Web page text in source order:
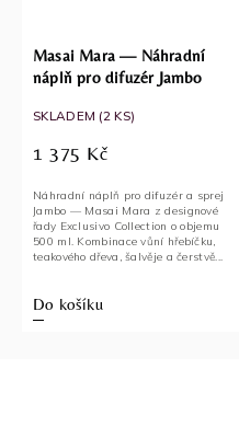
Masai Mara — Náhradní
náplň pro difuzér Jambo
SKLADEM (2 KS)
1 375 Kč
Do košíku
Náhradní náplň pro difuzér a sprej
Jambo — Masai Mara z designové
řady Exclusivo Collection o objemu
500 ml. Kombinace vůní hřebíčku,
teakového dřeva, šalvěje a čerstvě...